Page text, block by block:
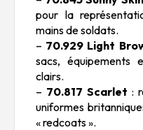
pour la
mains de soldats.
– 70.929 Light
sacs, équipements
clairs.
– 70.817 Scarlet :
uniformes
« redcoats ».